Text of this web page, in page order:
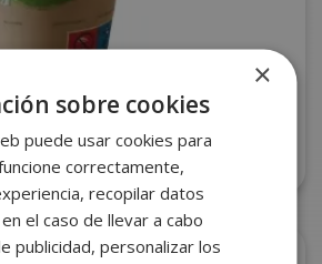
BAMBU 8 OZ PQ.50 C/20
×
sobre cookies
puede usar cookies para
correctamente,
recopilar datos
el caso de llevar a cabo
publicidad, personalizar los